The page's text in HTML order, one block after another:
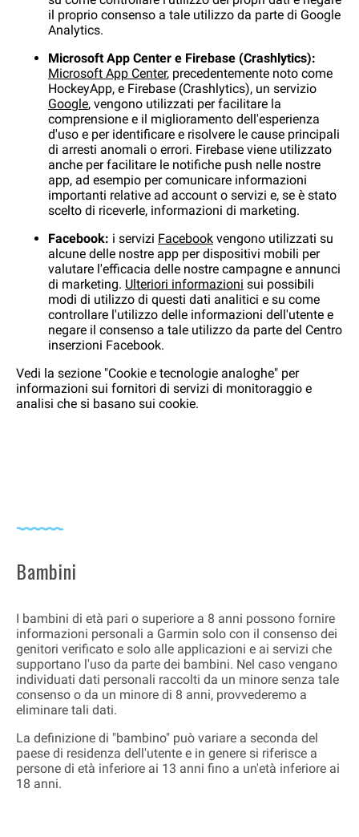
il proprio consenso a tale utilizzo da parte di Google
Analytics.
Microsoft App Center e Firebase (Crashlytics):
Microsoft App Center, precedentemente noto come
HockeyApp, e Firebase (Crashlytics), un servizio
Google, vengono utilizzati per facilitare la
comprensione e il miglioramento dell'esperienza
d'uso e per identificare e risolvere le cause principali
di arresti anomali o errori. Firebase viene utilizzato
anche per facilitare le notifiche push nelle nostre
app, ad esempio per comunicare informazioni
importanti relative ad account o servizi e, se è stato
scelto di riceverle, informazioni di marketing.
Facebook: i servizi Facebook vengono utilizzati su
alcune delle nostre app per dispositivi mobili per
valutare l'efficacia delle nostre campagne e annunci
di marketing. Ulteriori informazioni sui possibili
modi di utilizzo di questi dati analitici e su come
controllare l'utilizzo delle informazioni dell'utente e
negare il consenso a tale utilizzo da parte del Centro
inserzioni Facebook.
Vedi la sezione "Cookie e tecnologie analoghe" per
informazioni sui fornitori di servizi di monitoraggio e
analisi che si basano sui cookie.
Bambini
I bambini di età pari o superiore a 8 anni possono fornire
informazioni personali a Garmin solo con il consenso dei
genitori verificato e solo alle applicazioni e ai servizi che
supportano l'uso da parte dei bambini. Nel caso vengano
individuati dati personali raccolti da un minore senza tale
consenso o da un minore di 8 anni, provvederemo a
eliminare tali dati.
La definizione di "bambino" può variare a seconda del
paese di residenza dell'utente e in genere si riferisce a
persone di età inferiore ai 13 anni fino a un'età inferiore ai
18 anni.